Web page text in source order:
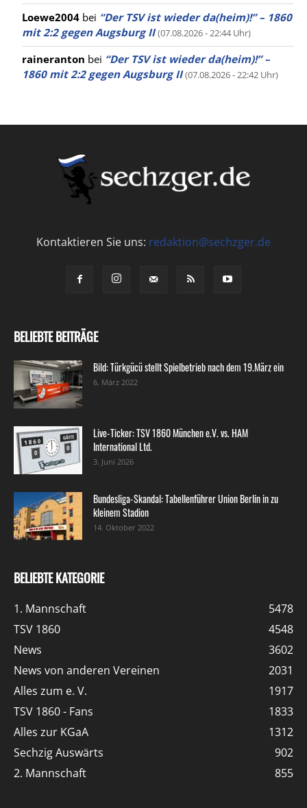
Loewe2004 bei “Der TSV ist wieder da(heim)!” – 1860
mit 2:2 gegen Augsburg II (07.08.2026 - 22:44 Uhr)
raineranton bei “Der TSV ist wieder da(heim)!” –
1860 mit 2:2 gegen Augsburg II (07.08.2026 - 22:42 Uhr)
Kontaktieren Sie uns: redaktion@sechzger.de
BELIEBTE BEITRÄGE
Bild: Türkgücü stellt Spielbetrieb nach dem 19.März ein
6. März 2022
Live-Ticker: TSV 1860 München e.V. vs. HAM
International Ltd.
3. Juni 2026
Bundesliga-Skandal: Tabellenführer Union Berlin in zu
kleinem Stadion
14. Oktober 2022
BELIEBTE KATEGORIE
1. Mannschaft
5478
TSV 1860
4548
News
3602
News von anderen Vereinen
2031
Alles zum e. V.
1917
TSV 1860 - Fans
1833
Alles zur KGaA
1312
Sechzig Auswärts
902
2. Mannschaft
855